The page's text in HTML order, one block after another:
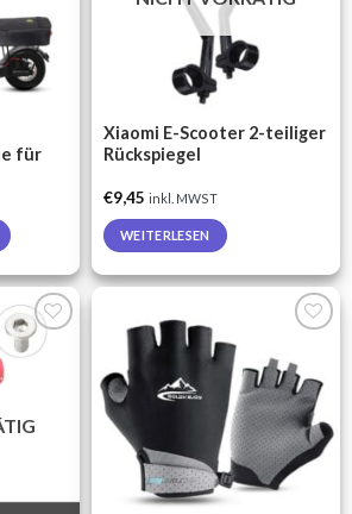
product
page
für
Xiaomi E-Scooter 2-teiliger
Rückspiegel
€9,45 inkl. MWST
WEITERLESEN
Auf die
Wunschliste